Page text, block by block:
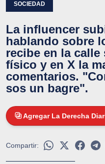
SOCIEDAD
La influencer
hablando sobre
recibe en la
físico y en X la
comentarios.
sos un bagre".
Agregar La Derecha
Compartir: